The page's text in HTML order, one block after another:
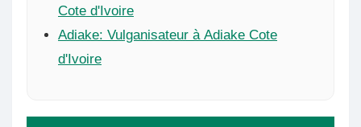
Cote d'Ivoire
Adiake: Vulganisateur à Adiake Cote
d'Ivoire